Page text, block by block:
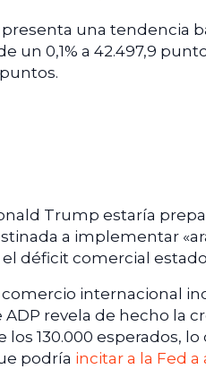
presenta una tendencia
un 0,1% a 42.497,9
Trump estaría
a implementar
déficit comercial
internacional
revela de hecho la
130.000 esperados,
podría incitar a la Fed